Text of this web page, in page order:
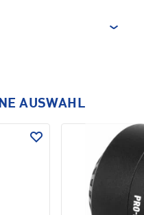
AUSWAHL